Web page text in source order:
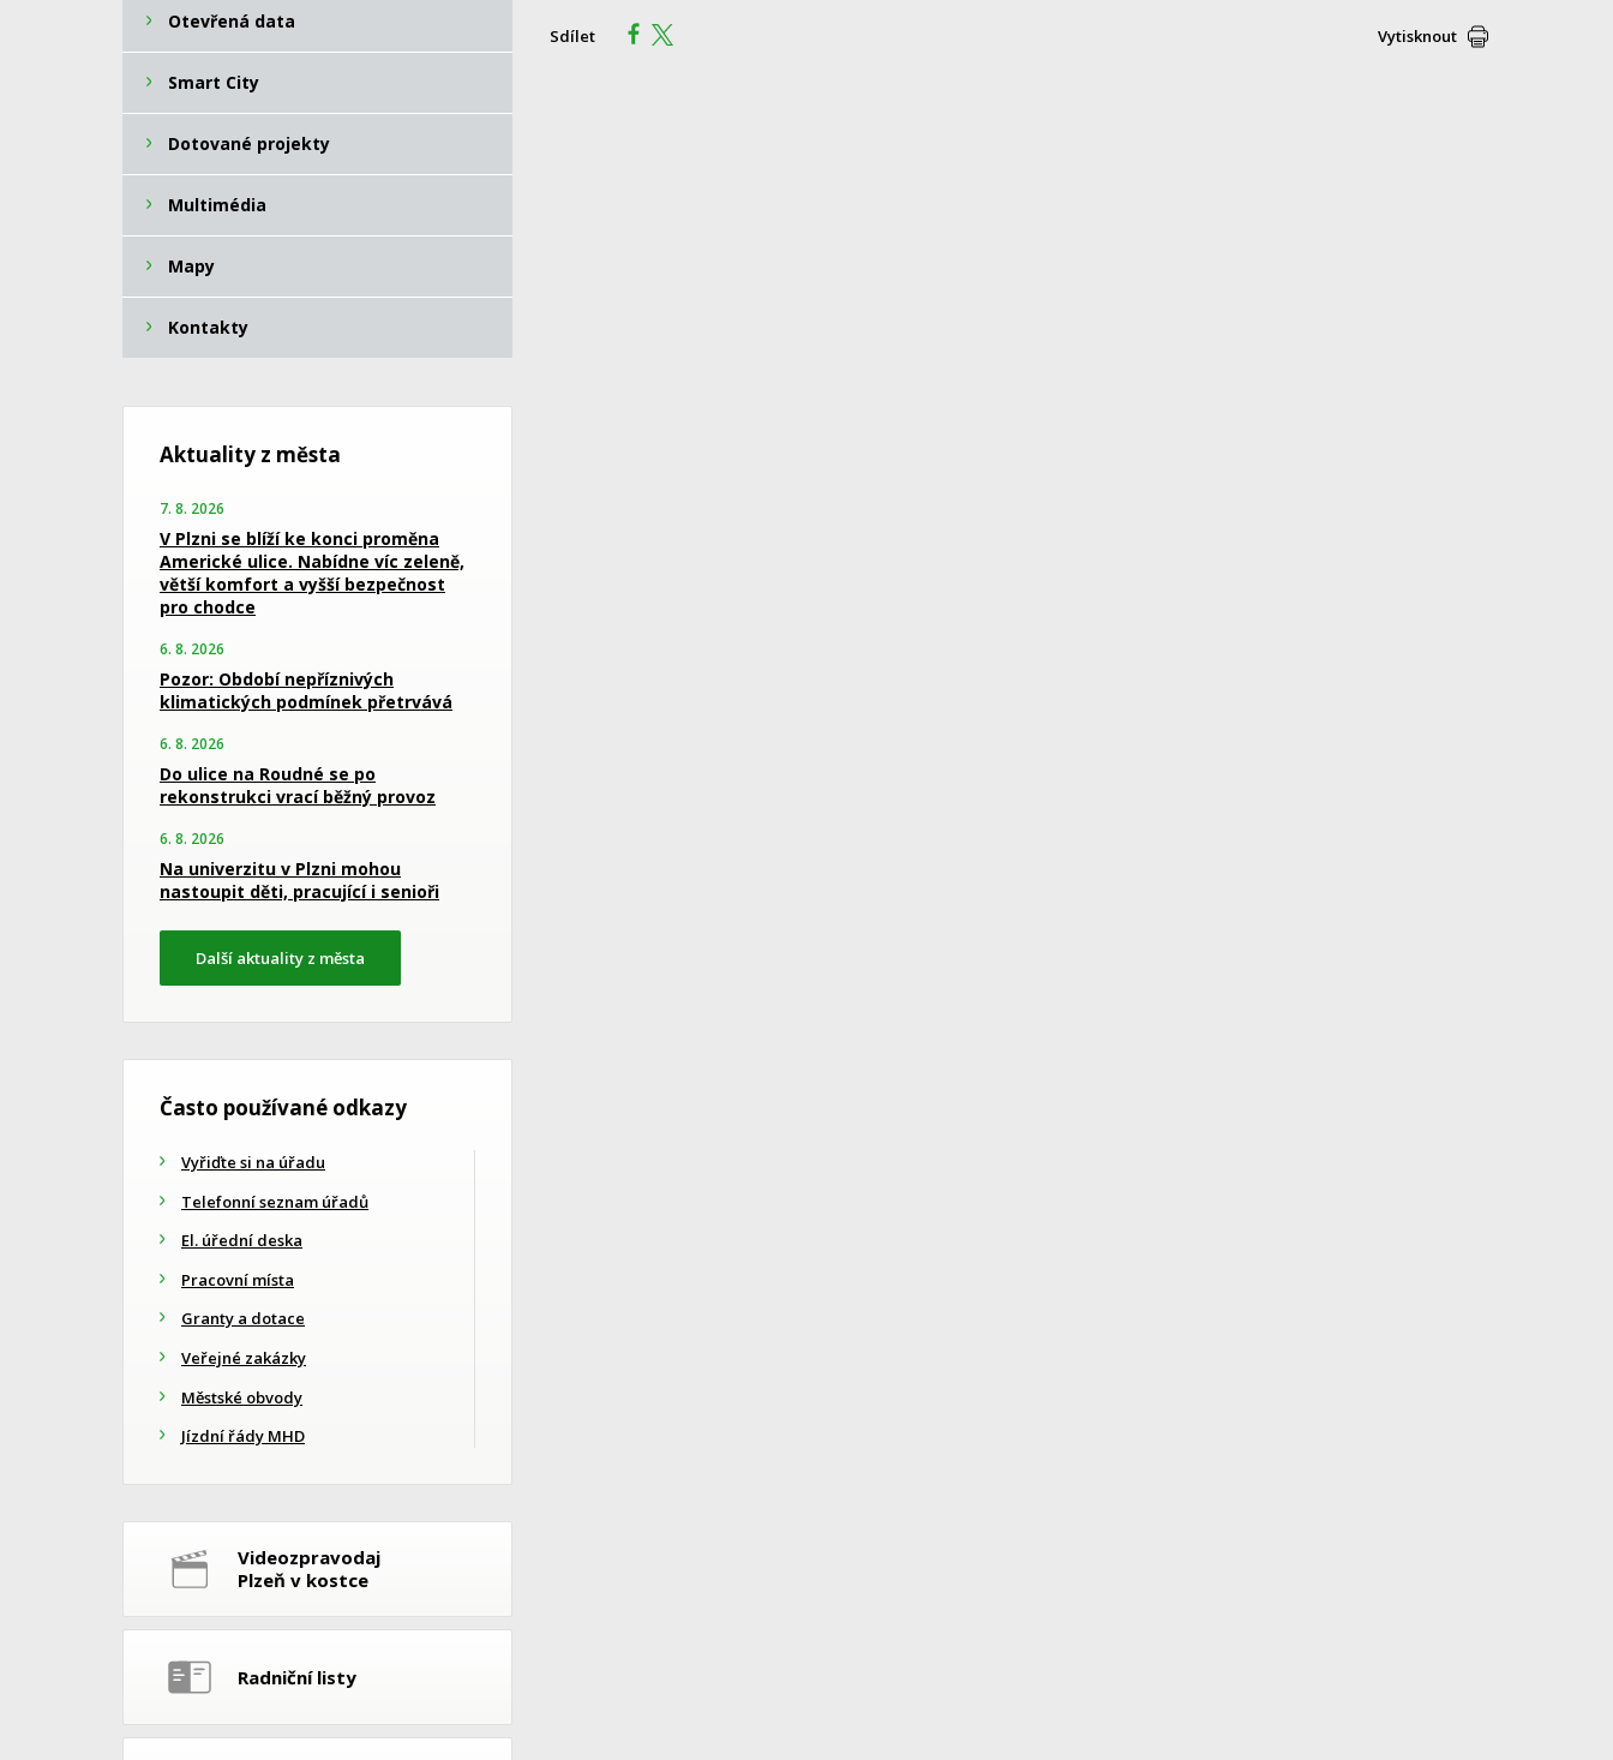
Sdílet Vytisknout
Otevřená data
Smart City
Dotované projekty
Multimédia
Mapy
Kontakty
Aktuality z města
7. 8. 2026
V Plzni se blíží ke konci proměna
Americké ulice. Nabídne víc zeleně,
větší komfort a vyšší bezpečnost
pro chodce
6. 8. 2026
Pozor: Období nepříznivých
klimatických podmínek přetrvává
6. 8. 2026
Do ulice na Roudné se po
rekonstrukci vrací běžný provoz
6. 8. 2026
Na univerzitu v Plzni mohou
nastoupit děti, pracující i senioři
Další aktuality z města
Často používané odkazy
Vyřiďte si na úřadu
Telefonní seznam úřadů
El. úřední deska
Pracovní místa
Granty a dotace
Veřejné zakázky
Městské obvody
Jízdní řády MHD
Videozpravodaj
Plzeň v kostce
Radniční listy